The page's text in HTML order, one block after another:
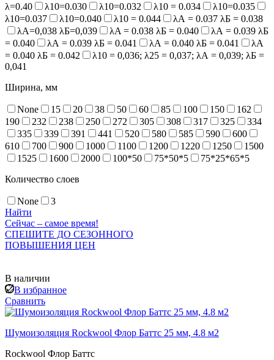
λ=0.40
λ10=0.030 λ10=0.032 λ10 = 0.034
λ10=0.035
λ10=0.037
λ10=0.040 λ10 = 0.044
λА = 0.037 λБ = 0.038
λА=0,038 λБ=0,039
λA = 0.038 λБ = 0.040
λА = 0.039 λБ
= 0.040
λА = 0.039 λБ = 0.041 λА = 0.040 λБ = 0.041
λА
= 0.040 λБ = 0.042
λ10 = 0,036; λ25 = 0,037; λА = 0,039; λБ =
0,041
Ширина, мм
None 15 20 38 50 60 85 100 150
162
190
232 238 250 272 305 308 317 325
334
335
339 391 441 520 580 585 590
600
610
700 900 1000 1100 1200 1220 1250
1500
1525
1600 2000 100*50 75*50*5
75*25*65*5
Количество слоев
None
3
Найти
Сейчас – самое время!
СПЕШИТЕ ДО СЕЗОННОГО
ПОВЫШЕНИЯ ЦЕН
В наличии
В избранное
Сравнить
Шумоизоляция Rockwool Флор Баттс 25 мм, 4.8 м2
Rockwool Флор Баттс